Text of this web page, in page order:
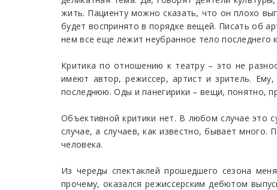
жить. Пациенту можно сказать, что он плохо
будет воспринято в порядке вещей. Писать об
нем все еще лежит неубранное тело последнего
Критика по отношению к театру – это не
имеют автор, режиссер, артист и зритель.
последнюю. Оды и панегирики – вещи, понятно,
Объективной критики нет. В любом случае это
случае, а случаев, как известно, бывает
человека.
Из череды спектаклей прошедшего сезона
прочему, оказался режиссерским дебютом